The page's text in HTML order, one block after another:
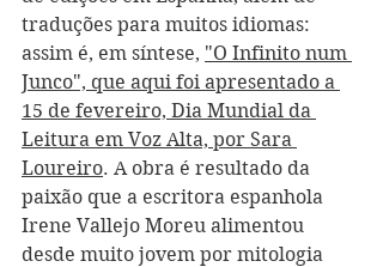
traduções para muitos idiomas:
assim é, em síntese, "O Infinito num
Junco", que aqui foi apresentado a
15 de fevereiro, Dia Mundial da
Leitura em Voz Alta, por Sara
Loureiro. A obra é resultado da
paixão que a escritora espanhola
Irene Vallejo Moreu alimentou
desde muito jovem por mitologia